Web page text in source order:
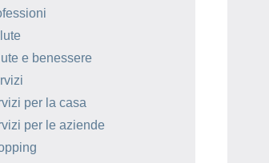
e benessere
per la casa
per le aziende